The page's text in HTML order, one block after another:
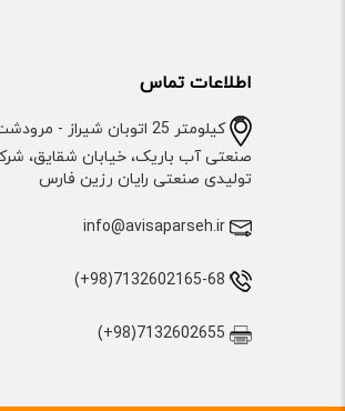
اطلاعات تماس
کیلومتر 25 اتوبان شیراز -
صنعتی آب باریک، خیابان شقایق،
تولیدی صنعتی رایان رزین فارس